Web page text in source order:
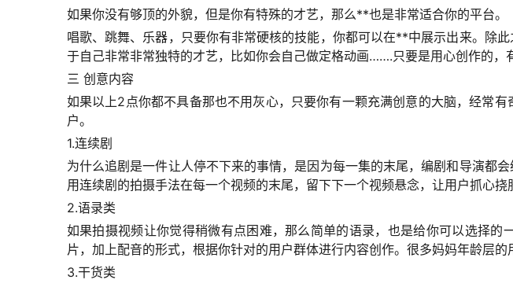
如果你没有够顶的外貌，但是你有特殊的才艺，那么**也是非常适合你的平台。
唱歌、跳舞、乐器，只要你有非常硬核的技能，你都可以在**中展示出来。除
于自己非常非常独特的才艺，比如你会自己做定格动画…….只要是用心创作的，
三 创意内容
如果以上2点你都不具备那也不用灰心，只要你有一颗充满创意的大脑，经常
户。
1.连续剧
为什么追剧是一件让人停不下来的事情，是因为每一集的末尾，编剧和导演都
用连续剧的拍摄手法在每一个视频的末尾，留下下一个视频悬念，让用户抓心挠
2.语录类
如果拍摄视频让你觉得稍微有点困难，那么简单的语录，也是给你可以选择
片，加上配音的形式，根据你针对的用户群体进行内容创作。很多妈妈年龄层的
3.干货类